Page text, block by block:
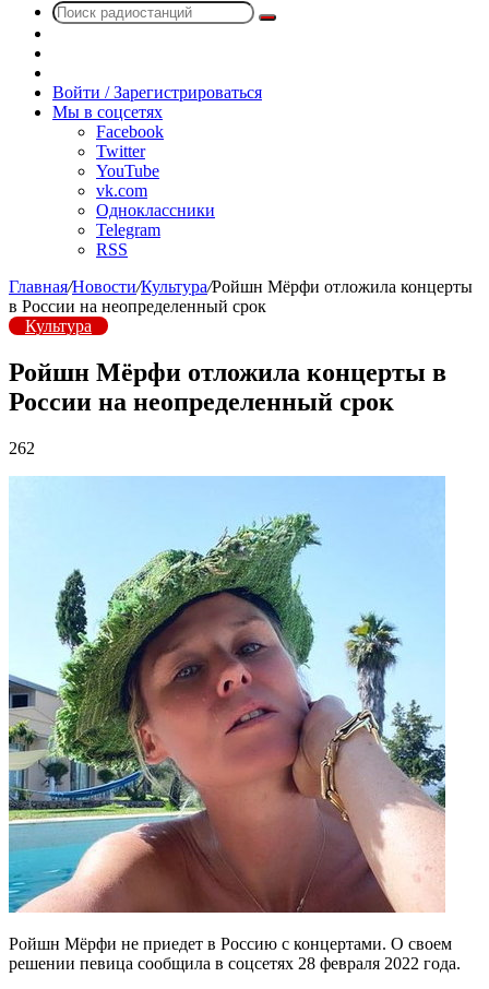
Поиск
радио
Войти / Зарегистрироваться
Мы в соцсетях
Facebook
Twitter
YouTube
vk.com
Одноклассники
Telegram
RSS
Главная/Новости/Культура/Ройшн Мёрфи отложила концерты
в России на неопределенный срок
Культура
Ройшн Мёрфи отложила концерты в
России на неопределенный срок
262
Ройшн Мёрфи не приедет в Россию с концертами. О своем
решении певица сообщила в соцсетях 28 февраля 2022 года.